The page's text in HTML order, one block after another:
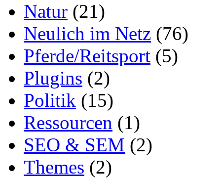
Natur (21)
Neulich im Netz (76)
Pferde/Reitsport (5)
Plugins (2)
Politik (15)
Ressourcen (1)
SEO & SEM (2)
Themes (2)